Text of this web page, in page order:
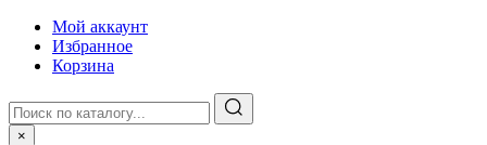
Мой аккаунт
Избранное
Корзина
×